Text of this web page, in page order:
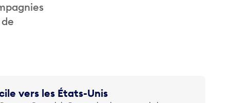
vers les États-Unis